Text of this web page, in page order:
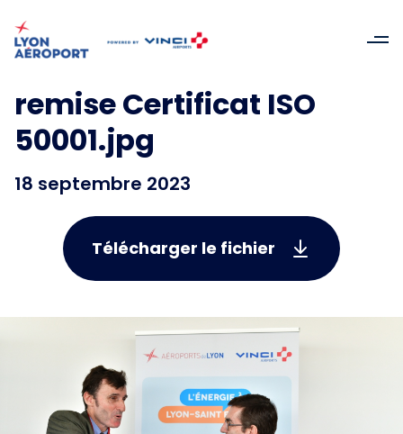
remise Certificat ISO
50001.jpg
18 septembre 2023
Télécharger le fichier